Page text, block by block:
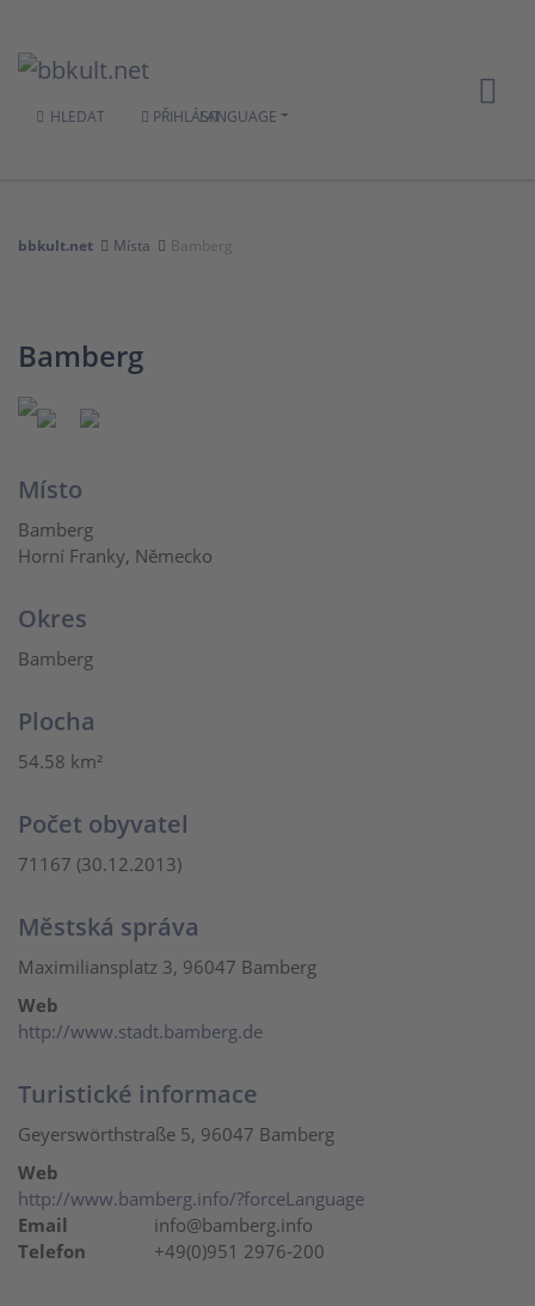
HLEDAT PŘIHLÁSITLANGUAGE
bbkult.net Místa Bamberg
Bamberg
Místo
Bamberg
Horní Franky, Německo
Okres
Bamberg
Plocha
54.58 km²
Počet obyvatel
71167 (30.12.2013)
Městská správa
Maximiliansplatz 3, 96047 Bamberg
Web
http://www.stadt.bamberg.de
Turistické informace
Geyerswörthstraße 5, 96047 Bamberg
Web
http://www.bamberg.info/?forceLanguage
Email
info@bamberg.info
Telefon
+49(0)951 2976-200